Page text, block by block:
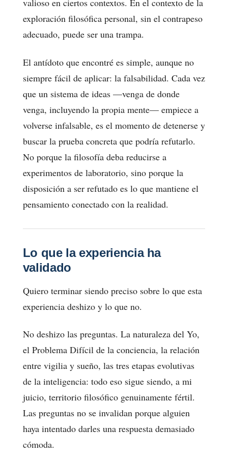
valioso en ciertos contextos. En el contexto de la
exploración filosófica personal, sin el contrapeso
adecuado, puede ser una trampa.
El antídoto que encontré es simple, aunque no
siempre fácil de aplicar: la falsabilidad. Cada vez
que un sistema de ideas —venga de donde
venga, incluyendo la propia mente— empiece a
volverse infalsable, es el momento de detenerse y
buscar la prueba concreta que podría refutarlo.
No porque la filosofía deba reducirse a
experimentos de laboratorio, sino porque la
disposición a ser refutado es lo que mantiene el
pensamiento conectado con la realidad.
Lo que la experiencia ha
validado
Quiero terminar siendo preciso sobre lo que esta
experiencia deshizo y lo que no.
No deshizo las preguntas. La naturaleza del Yo,
el Problema Difícil de la conciencia, la relación
entre vigilia y sueño, las tres etapas evolutivas
de la inteligencia: todo eso sigue siendo, a mi
juicio, territorio filosófico genuinamente fértil.
Las preguntas no se invalidan porque alguien
haya intentado darles una respuesta demasiado
cómoda.